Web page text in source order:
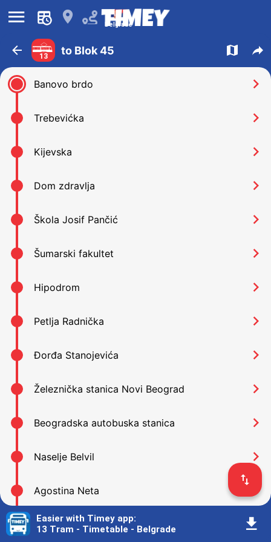
󰍜 󰍎 Belgrade
󰁍 13 to Blok 45 󰍍 󰒖
Banovo brdo 󰅂
Trebevićka 󰅂
Kijevska 󰅂
Dom zdravlja 󰅂
Škola Josif Pančić 󰅂
Šumarski fakultet 󰅂
Hipodrom 󰅂
Petlja Radnička 󰅂
Đorđa Stanojevića 󰅂
Železnička stanica Novi Beograd 󰅂
Beogradska autobuska stanica 󰅂
Naselje Belvil 󰅂
Agostina Neta 󰅂
Omladinskih brigada 󰅂
󰓢
Easier with Timey app:
13 Tram - Timetable - Belgrade
󰇚